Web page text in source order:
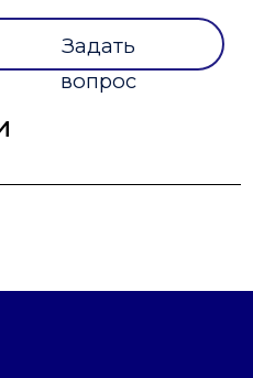
Задать
вопрос